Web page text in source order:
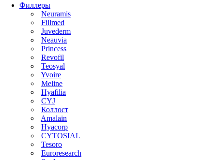
Филлеры
Neuramis
Fillmed
Juvederm
Neauvia
Princess
Revofil
Teosyal
Yvoire
Meline
Hyafilia
CYJ
Коллост
Amalain
Hyacorp
CYTOSIAL
Tesoro
Euroresearch